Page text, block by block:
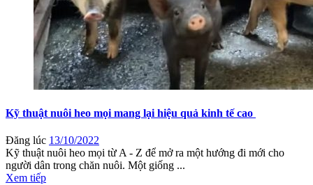
Kỹ thuật nuôi heo mọi mang lại hiệu quả kinh tế cao
Đăng lúc 13/10/2022
Kỹ thuật nuôi heo mọi từ A - Z để mở ra một hướng đi mới cho
người dân trong chăn nuôi. Một giống ...
Xem tiếp